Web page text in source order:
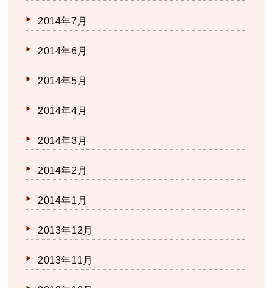
2014年7月
2014年6月
2014年5月
2014年4月
2014年3月
2014年2月
2014年1月
2013年12月
2013年11月